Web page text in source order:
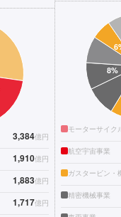
3,384億円
1,910億円
1,883億円
1,717億円
モーターサイク
航空宇宙事業
ガスタービン・
精密機械事業